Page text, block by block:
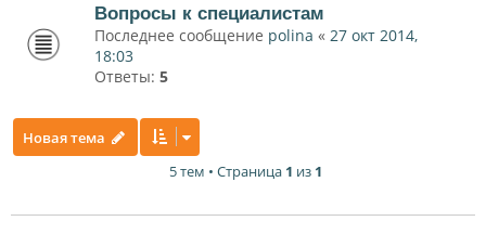
Вопросы к специалистам
Последнее сообщение polina « 27 окт 2014,
18:03
Ответы: 5
Новая тема
5 тем • Страница 1 из 1